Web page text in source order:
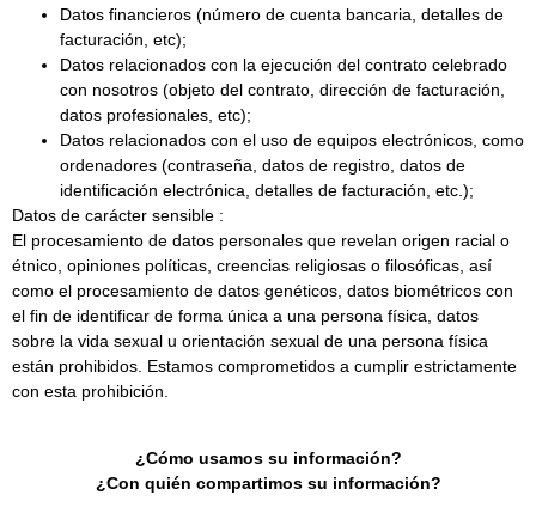
Datos financieros (número de cuenta bancaria, detalles de
facturación, etc);
Datos relacionados con la ejecución del contrato celebrado
con nosotros (objeto del contrato, dirección de facturación,
datos profesionales, etc);
Datos relacionados con el uso de equipos electrónicos, como
ordenadores (contraseña, datos de registro, datos de
identificación electrónica, detalles de facturación, etc.);
Datos de carácter sensible :
El procesamiento de datos personales que revelan origen racial o
étnico, opiniones políticas, creencias religiosas o filosóficas, así
como el procesamiento de datos genéticos, datos biométricos con
el fin de identificar de forma única a una persona física, datos
sobre la vida sexual u orientación sexual de una persona física
están prohibidos. Estamos comprometidos a cumplir estrictamente
con esta prohibición.
¿Cómo usamos su información?
¿Con quién compartimos su información?